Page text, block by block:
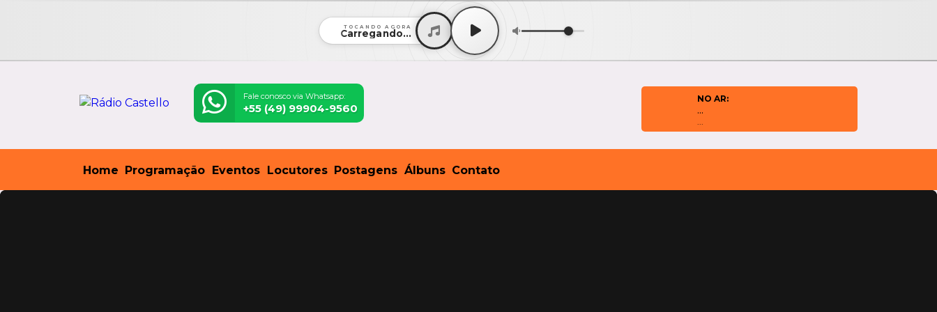
TOCANDO AGORA
Carregando...
Fale conosco via Whatsapp:
+55 (49) 99904-9560
NO AR:
...
Home Programação Eventos Locutores Postagens Álbuns Contato